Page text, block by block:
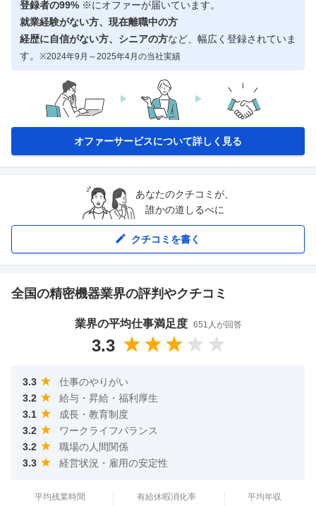
登録者の99% ※にオファーが届いています。
就業経験がない方、現在離職中の方
経歴に自信がない方、シニアの方など、幅広く登録されていま
す。 ※2024年9月～2025年4月の当社実績
オファーサービスについて詳しく見る
あなたのクチコミが、
誰かの道しるべに
クチコミを書く
全国の精密機器業界の評判やクチコミ
業界の平均仕事満足度 651 人が回答
3.3
3.3
仕事のやりがい
3.2
給与・昇給・福利厚生
3.1
成長・教育制度
3.2
ワークライフバランス
3.2
職場の人間関係
3.3
経営状況・雇用の安定性
平均残業時間 有給休暇消化率 平均年収